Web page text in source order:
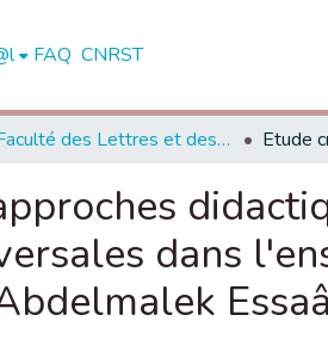
FAQ CNRST
Faculté des Lettres et des Sciences Humaines - Tétouan
dans